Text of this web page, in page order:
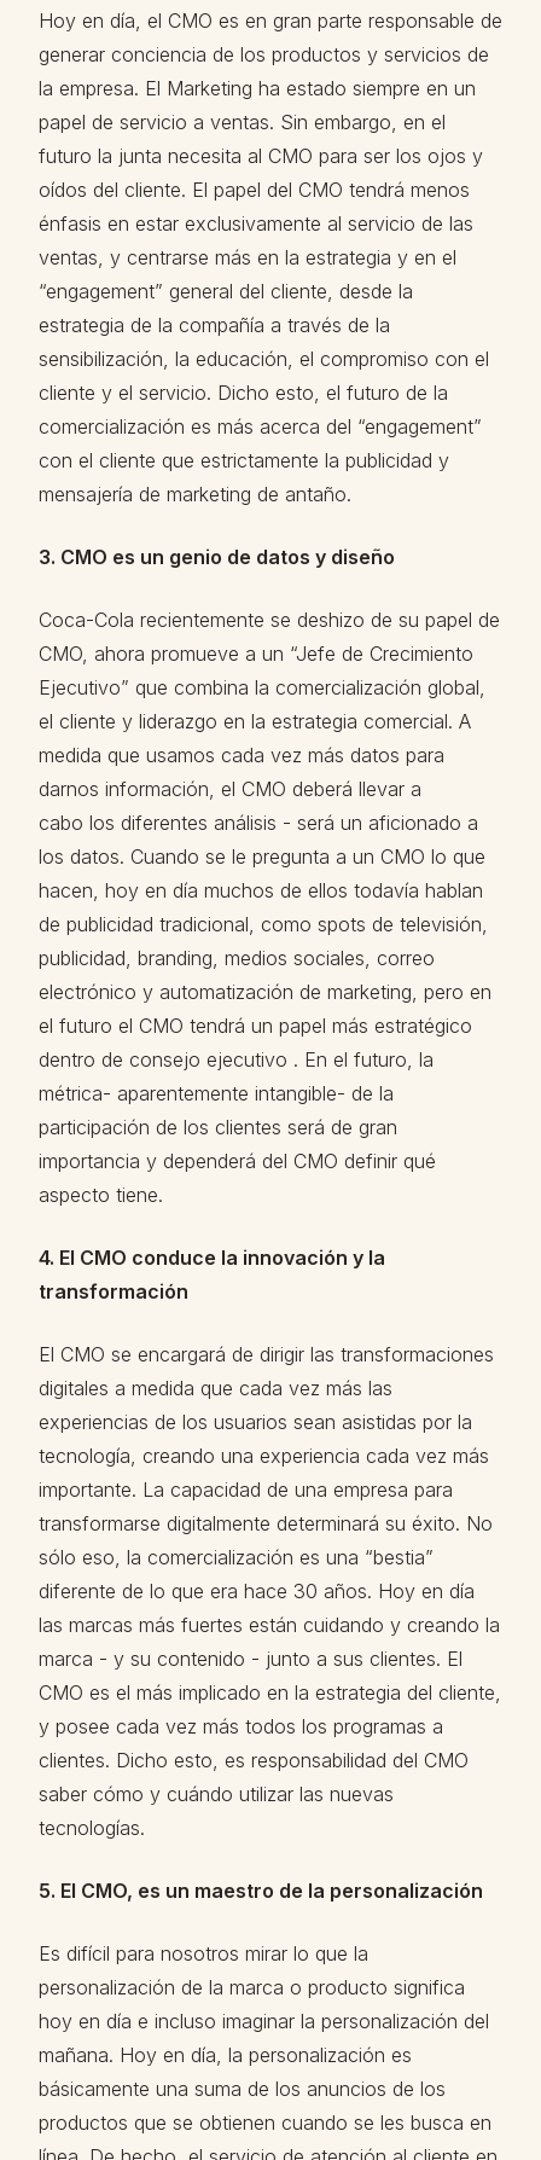
Hoy en día, el CMO es en gran parte responsable de
generar conciencia de los productos y servicios de
la empresa. El Marketing ha estado siempre en un
papel de servicio a ventas. Sin embargo, en el
futuro la junta necesita al CMO para ser los ojos y
oídos del cliente. El papel del CMO tendrá menos
énfasis en estar exclusivamente al servicio de las
ventas, y centrarse más en la estrategia y en el
“engagement” general del cliente, desde la
estrategia de la compañía a través de la
sensibilización, la educación, el compromiso con el
cliente y el servicio. Dicho esto, el futuro de la
comercialización es más acerca del “engagement”
con el cliente que estrictamente la publicidad y
mensajería de marketing de antaño.
3. CMO es un genio de datos y diseño
Coca-Cola recientemente se deshizo de su papel de
CMO, ahora promueve a un “Jefe de Crecimiento
Ejecutivo” que combina la comercialización global,
el cliente y liderazgo en la estrategia comercial. A
medida que usamos cada vez más datos para
darnos información, el CMO deberá llevar a
cabo los diferentes análisis - será un aficionado a
los datos. Cuando se le pregunta a un CMO lo que
hacen, hoy en día muchos de ellos todavía hablan
de publicidad tradicional, como spots de televisión,
publicidad, branding, medios sociales, correo
electrónico y automatización de marketing, pero en
el futuro el CMO tendrá un papel más estratégico
dentro de consejo ejecutivo . En el futuro, la
métrica- aparentemente intangible- de la
participación de los clientes será de gran
importancia y dependerá del CMO definir qué
aspecto tiene.
4. El CMO conduce la innovación y la
transformación
El CMO se encargará de dirigir las transformaciones
digitales a medida que cada vez más las
experiencias de los usuarios sean asistidas por la
tecnología, creando una experiencia cada vez más
importante. La capacidad de una empresa para
transformarse digitalmente determinará su éxito. No
sólo eso, la comercialización es una “bestia”
diferente de lo que era hace 30 años. Hoy en día
las marcas más fuertes están cuidando y creando la
marca - y su contenido - junto a sus clientes. El
CMO es el más implicado en la estrategia del cliente,
y posee cada vez más todos los programas a
clientes. Dicho esto, es responsabilidad del CMO
saber cómo y cuándo utilizar las nuevas
tecnologías.
5. El CMO, es un maestro de la personalización
Es difícil para nosotros mirar lo que la
personalización de la marca o producto significa
hoy en día e incluso imaginar la personalización del
mañana. Hoy en día, la personalización es
básicamente una suma de los anuncios de los
productos que se obtienen cuando se les busca en